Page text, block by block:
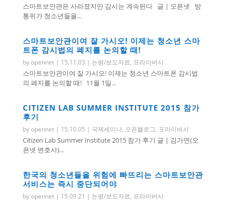
스마트보안관은 사라졌지만 감시는 계속된다 글 | 오픈넷 방
통위가 청소년들을...
스마트보안관이여 잘 가시오! 이제는 청소년 스마
트폰 감시법의 폐지를 논의할 때!
byopennet| 15.11.03 | 논평/보도자료, 프라이버시
스마트보안관이여 잘 가시오! 이제는 청소년 스마트폰 감시법
의 폐지를 논의할 때! 11월 1일...
CITIZEN LAB SUMMER INSTITUTE 2015 참가
후기
byopennet| 15.10.05 | 국제세미나, 오픈블로그, 프라이버시
Citizen Lab Summer Institute 2015 참가 후기 글 | 김가연(오
픈넷 변호사)...
한국의 청소년들을 위험에 빠뜨리는 스마트보안관
서비스는 즉시 중단되어야
byopennet| 15.09.21 | 논평/보도자료, 프라이버시